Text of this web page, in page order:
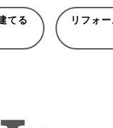
てる リフォー